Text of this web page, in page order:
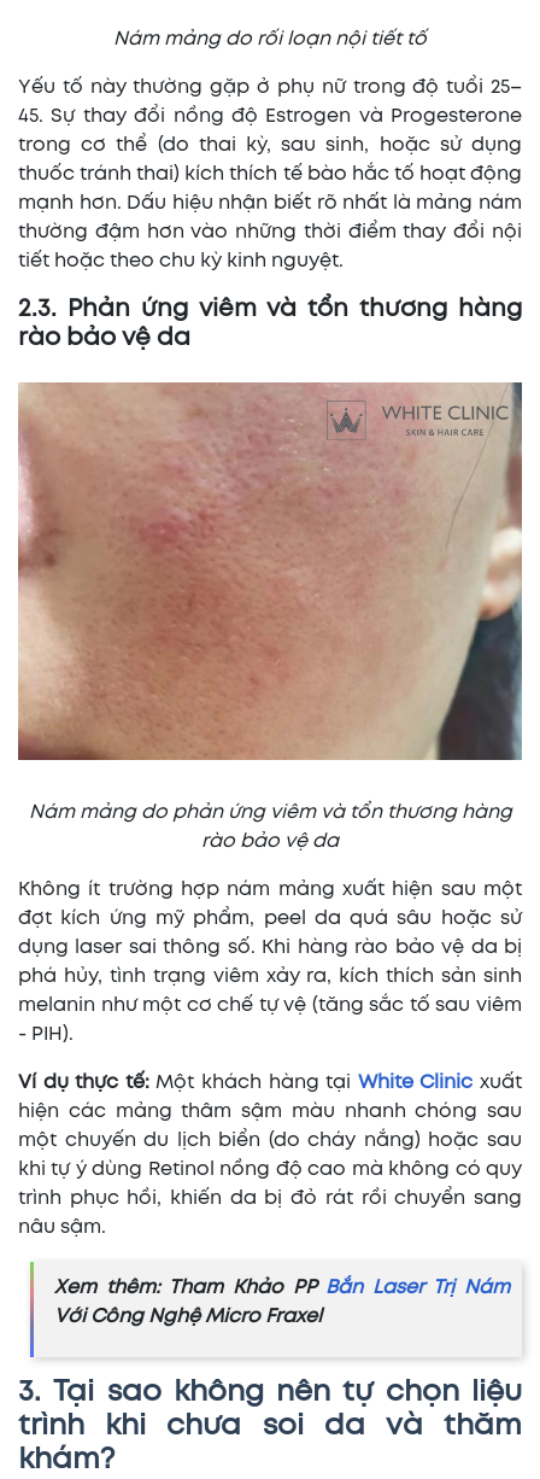
Nám mảng do rối loạn nội tiết tố
Yếu tố này thường gặp ở phụ nữ trong độ tuổi 25–
45. Sự thay đổi nồng độ Estrogen và Progesterone
trong cơ thể (do thai kỳ, sau sinh, hoặc sử dụng
thuốc tránh thai) kích thích tế bào hắc tố hoạt động
mạnh hơn. Dấu hiệu nhận biết rõ nhất là mảng nám
thường đậm hơn vào những thời điểm thay đổi nội
tiết hoặc theo chu kỳ kinh nguyệt.
2.3. Phản ứng viêm và tổn thương hàng
rào bảo vệ da
Nám mảng do phản ứng viêm và tổn thương hàng
rào bảo vệ da
Không ít trường hợp nám mảng xuất hiện sau một
đợt kích ứng mỹ phẩm, peel da quá sâu hoặc sử
dụng laser sai thông số. Khi hàng rào bảo vệ da bị
phá hủy, tình trạng viêm xảy ra, kích thích sản sinh
melanin như một cơ chế tự vệ (tăng sắc tố sau viêm
- PIH).
Ví dụ thực tế:Một khách hàng tại White Clinic xuất
hiện các mảng thâm sậm màu nhanh chóng sau
một chuyến du lịch biển (do cháy nắng) hoặc sau
khi tự ý dùng Retinol nồng độ cao mà không có quy
trình phục hồi, khiến da bị đỏ rát rồi chuyển sang
nâu sậm.
Xem thêm: Tham Khảo PP Bắn Laser Trị Nám
Với Công Nghệ Micro Fraxel
3. Tại sao không nên tự chọn liệu
trình khi chưa soi da và thăm
khám?